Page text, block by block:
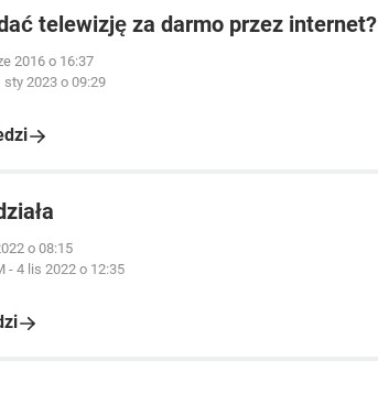
telewizję za darmo przez internet?
2016 o 16:37
sty 2023 o 09:29
o 08:15
- 4 lis 2022 o 12:35